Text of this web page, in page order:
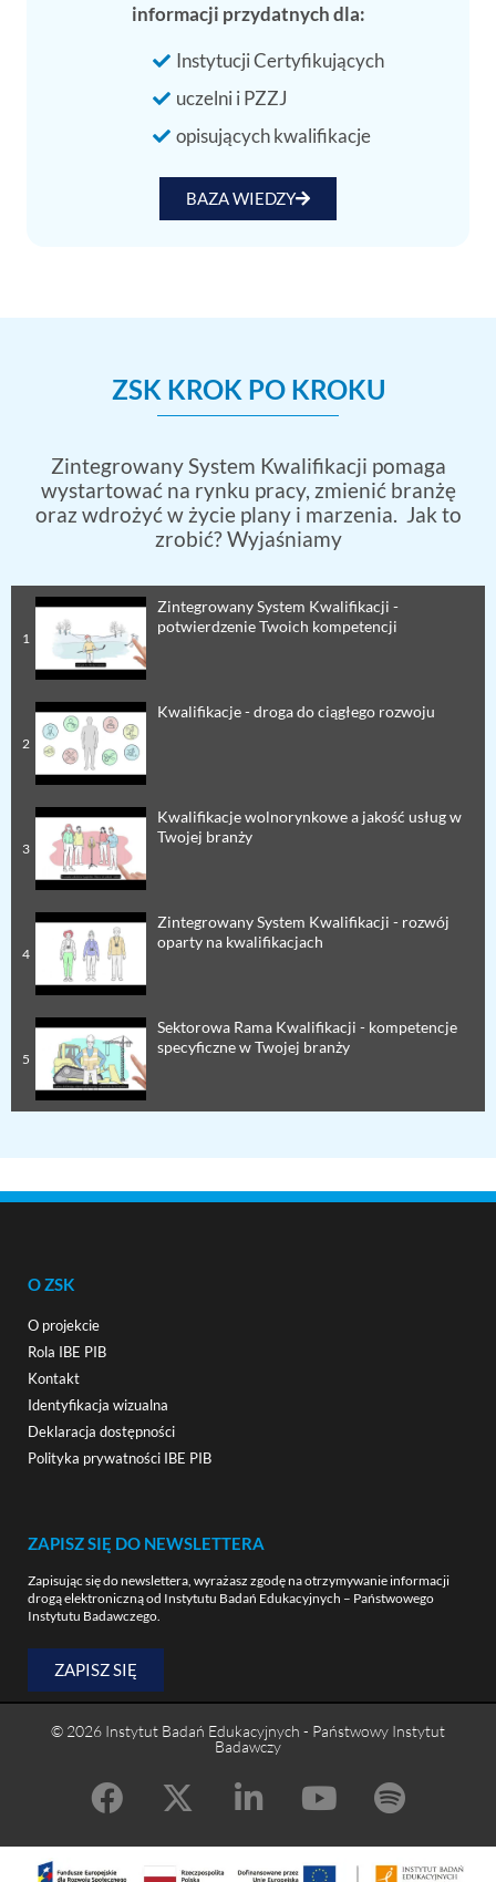
informacji przydatnych dla:
Instytucji Certyfikujących
uczelni i PZZJ
opisujących kwalifikacje
BAZA WIEDZY
ZSK KROK PO KROKU
Zintegrowany System Kwalifikacji pomaga
wystartować na rynku pracy, zmienić branżę
oraz wdrożyć w życie plany i marzenia. Jak to
zrobić? Wyjaśniamy
1
Zintegrowany System Kwalifikacji -
potwierdzenie Twoich kompetencji
2
Kwalifikacje - droga do ciągłego rozwoju
3
Kwalifikacje wolnorynkowe a jakość usług w
Twojej branży
4
Zintegrowany System Kwalifikacji - rozwój
oparty na kwalifikacjach
5
Sektorowa Rama Kwalifikacji - kompetencje
specyficzne w Twojej branży
O ZSK
O projekcie
Rola IBE PIB
Kontakt
Identyfikacja wizualna
Deklaracja dostępności
Polityka prywatności IBE PIB
ZAPISZ SIĘ DO NEWSLETTERA
Zapisując się do newslettera, wyrażasz zgodę na otrzymywanie informacji
drogą elektroniczną od Instytutu Badań Edukacyjnych – Państwowego
Instytutu Badawczego.
ZAPISZ SIĘ
© 2026 Instytut Badań Edukacyjnych - Państwowy Instytut
Badawczy